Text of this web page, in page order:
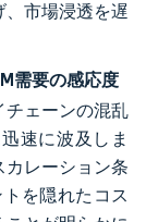
市場浸透を遅
需要の感応度
チェーンの混乱
速に波及しま
レーション条
を隠れたコス